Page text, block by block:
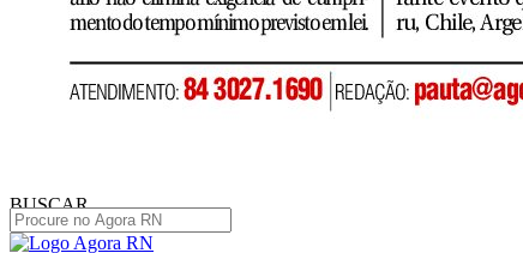
BUSCAR